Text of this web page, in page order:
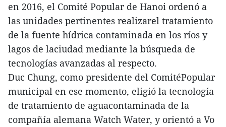
en 2016, el Comité Popular de Hanoi ordenó a
las unidades pertinentes realizarel tratamiento
de la fuente hídrica contaminada en los ríos y
lagos de laciudad mediante la búsqueda de
tecnologías avanzadas al respecto.
Duc Chung, como presidente del ComitéPopular
municipal en ese momento, eligió la tecnología
de tratamiento de aguacontaminada de la
compañía alemana Watch Water, y orientó a Vo